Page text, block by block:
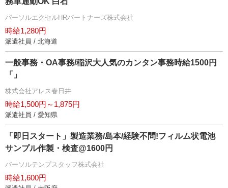
パーソルエクセルHRパートナーズ株式会社
時給1,280円
派遣社員 / 北海道
一般事務・OA事務/稲沢大人気のカンタン事務時給1500円
「」
株式会社アレス春日井
時給1,500円～1,875円
派遣社員 / 愛知県
「即日スタート」製造業務/島本/経験不問!フィルム状電池
サンプル作製・検査@1600円
パーソルテンプスタッフ株式会社
時給1,600円